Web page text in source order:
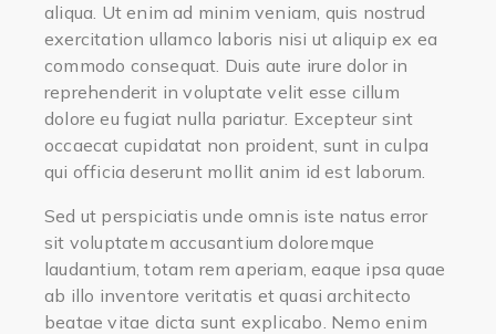
aliqua. Ut enim ad minim veniam, quis nostrud
exercitation ullamco laboris nisi ut aliquip ex ea
commodo consequat. Duis aute irure dolor in
reprehenderit in voluptate velit esse cillum
dolore eu fugiat nulla pariatur. Excepteur sint
occaecat cupidatat non proident, sunt in culpa
qui officia deserunt mollit anim id est laborum.
Sed ut perspiciatis unde omnis iste natus error
sit voluptatem accusantium doloremque
laudantium, totam rem aperiam, eaque ipsa quae
ab illo inventore veritatis et quasi architecto
beatae vitae dicta sunt explicabo. Nemo enim